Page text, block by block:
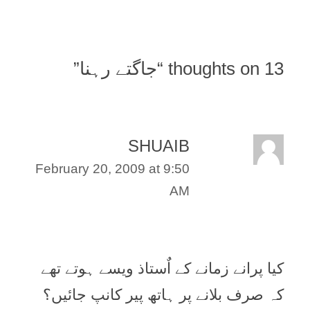
13 thoughts on “ جاگتے رہنا”
SHUAIB
February 20, 2009 at 9:50
AM
کیا پرانے زمانے کے اٌستاذ ویسے ہوتے تھے
کہ صرف بلانے پر ہاتھ پیر کانپ جائیں؟